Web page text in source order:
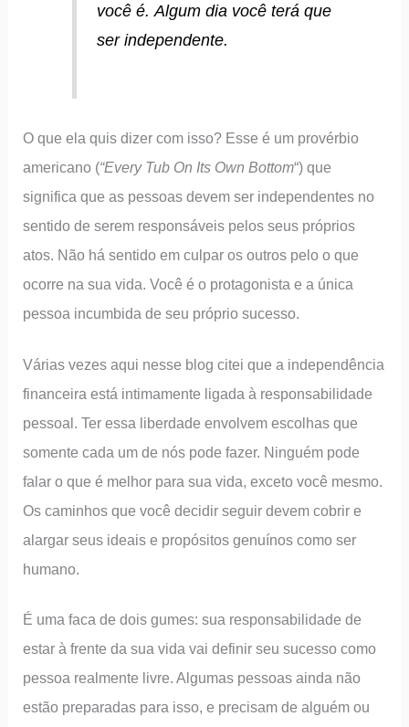
você é. Algum dia você terá que
ser independente.
O que ela quis dizer com isso? Esse é um provérbio
americano (“Every Tub On Its Own Bottom“) que
significa que as pessoas devem ser independentes no
sentido de serem responsáveis pelos seus próprios
atos. Não há sentido em culpar os outros pelo o que
ocorre na sua vida. Você é o protagonista e a única
pessoa incumbida de seu próprio sucesso.
Várias vezes aqui nesse blog citei que a independência
financeira está intimamente ligada à responsabilidade
pessoal. Ter essa liberdade envolvem escolhas que
somente cada um de nós pode fazer. Ninguém pode
falar o que é melhor para sua vida, exceto você mesmo.
Os caminhos que você decidir seguir devem cobrir e
alargar seus ideais e propósitos genuínos como ser
humano.
É uma faca de dois gumes: sua responsabilidade de
estar à frente da sua vida vai definir seu sucesso como
pessoa realmente livre. Algumas pessoas ainda não
estão preparadas para isso, e precisam de alguém ou